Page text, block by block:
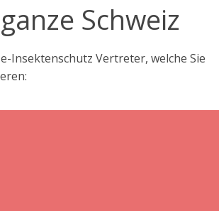
Schweiz
Insektenschutz Vertreter, welche Sie